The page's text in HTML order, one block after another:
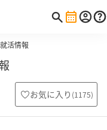
活情報
お気に入り (1175)